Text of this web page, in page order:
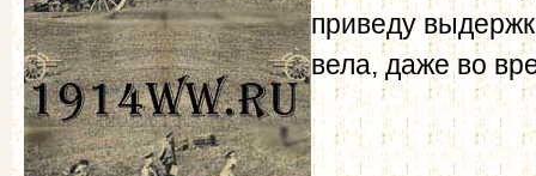
приведу
вела, даже во